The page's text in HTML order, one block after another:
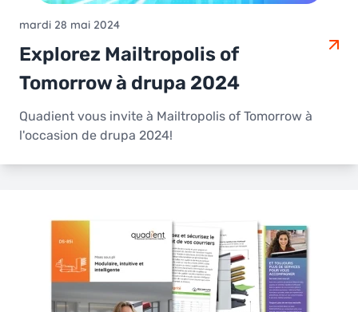
mardi 28 mai 2024
Explorez Mailtropolis of
Tomorrow à drupa 2024
Quadient vous invite à Mailtropolis of Tomorrow à
l'occasion de drupa 2024!